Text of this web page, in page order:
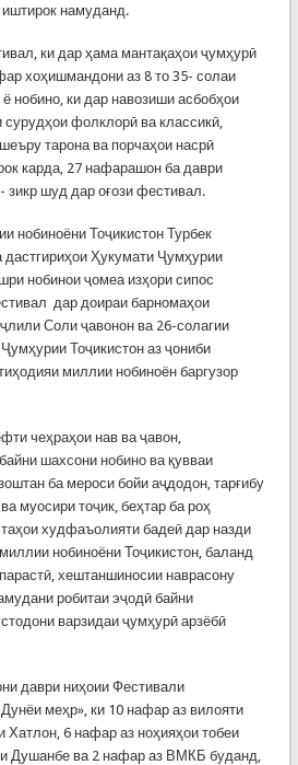
иштирок намуданд.
ки дар ҳама мантақаҳои ҷумҳурӣ
хоҳишмандони аз 8 то 35- солаи
нобино, ки дар навозиши асбобҳои
фолклорӣ ва классикӣ,
тарона ва порчаҳои насрӣ
карда, 27 нафарашон ба даври
зикр шуд дар оғози фестивал.
нобиноёни Тоҷикистон Турбек
дастгириҳои Ҳукумати Ҷумҳурии
нобинои ҷомеа изҳори сипос
дар доираи барномаҳои
Соли ҷавонон ва 26-солагии
Тоҷикистон аз ҷониби
миллии нобиноён баргузор
чеҳраҳои нав ва ҷавон,
шахсони нобино ва қувваи
ба мероси бойи аҷдодон, тарғибу
муосири тоҷик, беҳтар ба роҳ
худфаъолияти бадеӣ дар назди
нобиноёни Тоҷикистон, баланд
хештаншиносии наврасону
робитаи эҷодӣ байни
варзидаи ҷумҳурӣ арзёбӣ
даври ниҳоии Фестивали
меҳр», ки 10 нафар аз вилояти
Хатлон, 6 нафар аз ноҳияҳои тобеи
Душанбе ва 2 нафар аз ВМКБ буданд,